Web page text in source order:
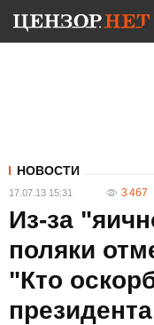
НОВОСТИ
17.07.13 15:31 3 467
Из-за
поляки
"Кто